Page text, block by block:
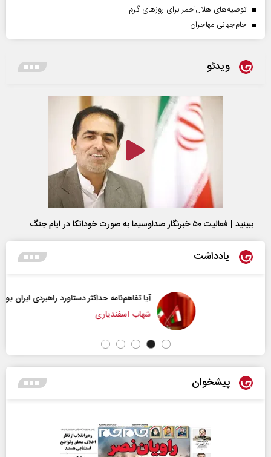
توصیه‌های هلال‌احمر برای روز‌های گرم
جام‌جهانی مهاجران
ویدئو
ببینید | فعالیت ۵۰ خبرنگار صداوسیما به صورت خوداتکا در ایام جنگ
یادداشت
آیا تفاهم‌نامه حداکثر دستاورد راهبردی ایران بود؟
شهاب اسفندیاری
پیشخوان